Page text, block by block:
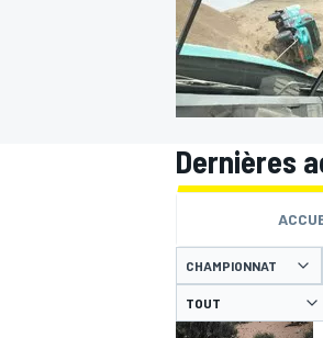
Dernières
CHAMPIONNAT